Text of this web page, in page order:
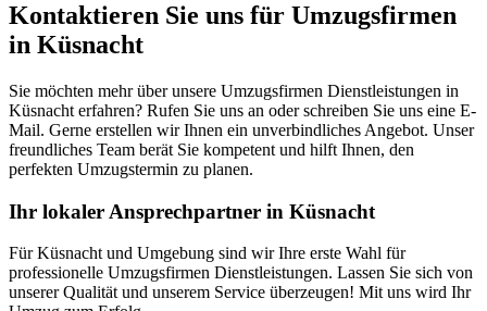
Kontaktieren Sie uns für Umzugsfirmen
in Küsnacht
Sie möchten mehr über unsere Umzugsfirmen Dienstleistungen in
Küsnacht erfahren? Rufen Sie uns an oder schreiben Sie uns eine E-
Mail. Gerne erstellen wir Ihnen ein unverbindliches Angebot. Unser
freundliches Team berät Sie kompetent und hilft Ihnen, den
perfekten Umzugstermin zu planen.
Ihr lokaler Ansprechpartner in Küsnacht
Für Küsnacht und Umgebung sind wir Ihre erste Wahl für
professionelle Umzugsfirmen Dienstleistungen. Lassen Sie sich von
unserer Qualität und unserem Service überzeugen! Mit uns wird Ihr